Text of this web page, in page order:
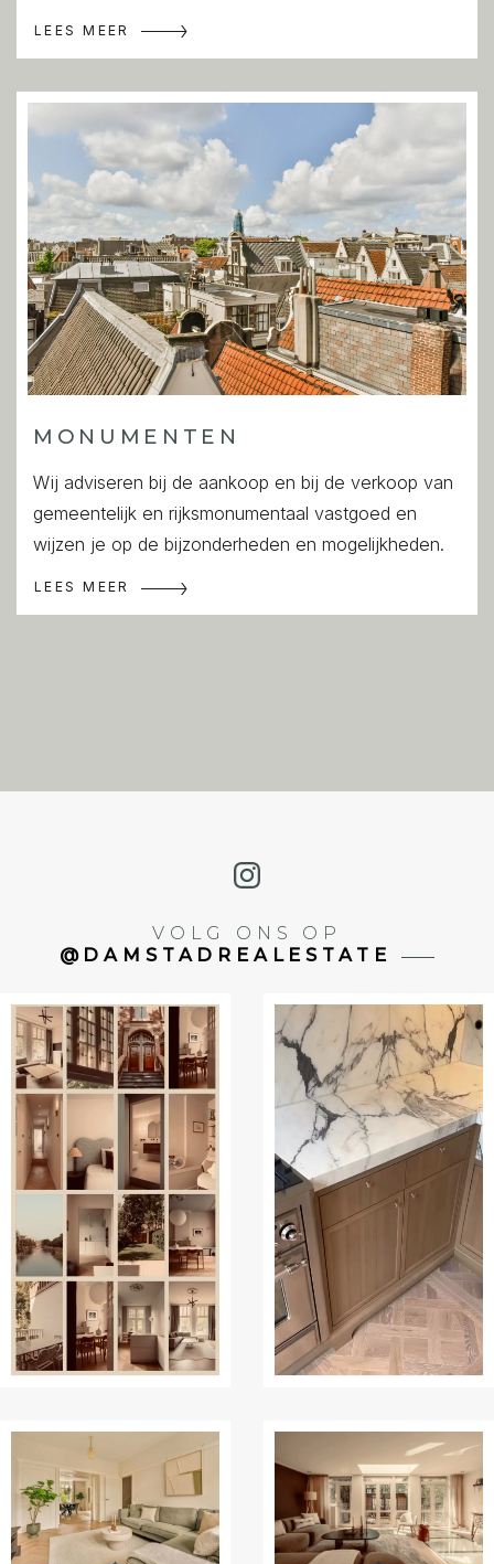
LEES MEER
MONUMENTEN
Wij adviseren bij de aankoop en bij de verkoop van
gemeentelijk en rijksmonumentaal vastgoed en
wijzen je op de bijzonderheden en mogelijkheden.
LEES MEER
VOLG ONS OP
@DAMSTADREALESTATE